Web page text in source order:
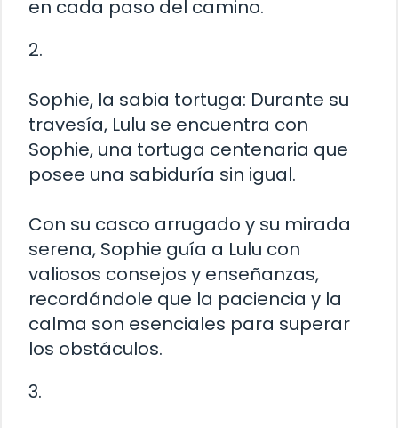
en cada paso del camino.
2.
Sophie, la sabia tortuga: Durante su
travesía, Lulu se encuentra con
Sophie, una tortuga centenaria que
posee una sabiduría sin igual.
Con su casco arrugado y su mirada
serena, Sophie guía a Lulu con
valiosos consejos y enseñanzas,
recordándole que la paciencia y la
calma son esenciales para superar
los obstáculos.
3.